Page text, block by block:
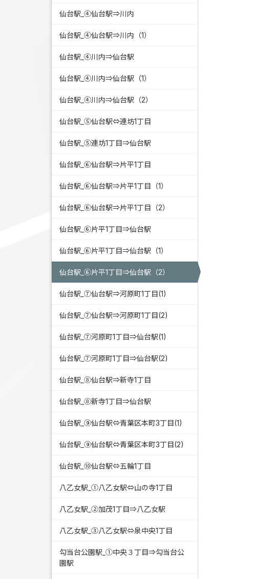
仙台駅_④仙台駅⇒川内
仙台駅_④仙台駅⇒川内（1）
仙台駅_④川内⇒仙台駅
仙台駅_④川内⇒仙台駅（1）
仙台駅_④川内⇒仙台駅（2）
仙台駅_⑤仙台駅⇔連坊1丁目
仙台駅_⑤連坊1丁目⇒仙台駅
仙台駅_⑥仙台駅⇒片平1丁目
仙台駅_⑥仙台駅⇒片平1丁目（1）
仙台駅_⑥仙台駅⇒片平1丁目（2）
仙台駅_⑥片平1丁目⇒仙台駅
仙台駅_⑥片平1丁目⇒仙台駅（1）
仙台駅_⑥片平1丁目⇒仙台駅（2）
仙台駅_⑦仙台駅⇒河原町1丁目(1)
仙台駅_⑦仙台駅⇒河原町1丁目(2)
仙台駅_⑦河原町1丁目⇒仙台駅(1)
仙台駅_⑦河原町1丁目⇒仙台駅(2)
仙台駅_⑧仙台駅⇒新寺1丁目
仙台駅_⑧新寺1丁目⇒仙台駅
仙台駅_⑨仙台駅⇔青葉区本町3丁目(1)
仙台駅_⑨仙台駅⇔青葉区本町3丁目(2)
仙台駅_⑩仙台駅⇔五輪1丁目
八乙女駅_①八乙女駅⇔山の寺1丁目
八乙女駅_②加茂1丁目⇒八乙女駅
八乙女駅_③八乙女駅⇔泉中央1丁目
勾当台公園駅_①中央３丁目⇒勾当台公
園駅